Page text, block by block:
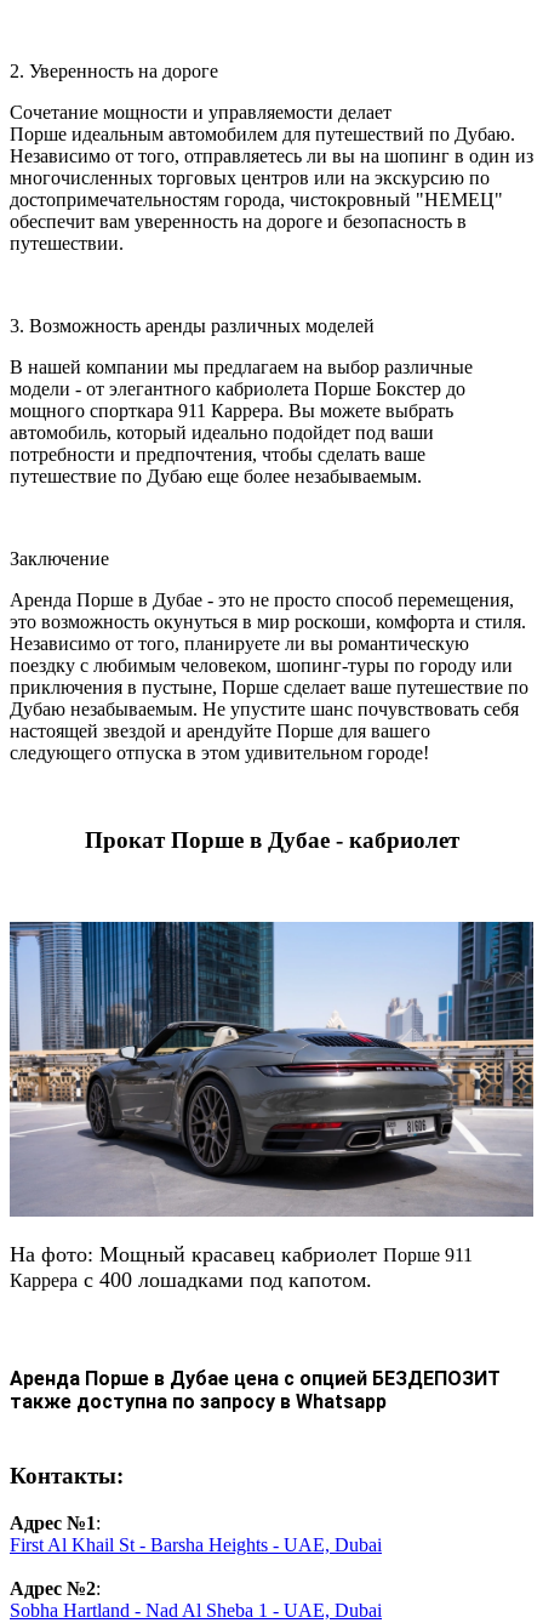
2. Уверенность на дороге
Сочетание мощности и управляемости делает
Порше идеальным автомобилем для путешествий по Дубаю.
Независимо от того, отправляетесь ли вы на шопинг в один из
многочисленных торговых центров или на экскурсию по
достопримечательностям города, чистокровный "НЕМЕЦ"
обеспечит вам уверенность на дороге и безопасность в
путешествии.
3. Возможность аренды различных моделей
В нашей компании мы предлагаем на выбор различные
модели - от элегантного кабриолета Порше Бокстер до
мощного спорткара 911 Каррера. Вы можете выбрать
автомобиль, который идеально подойдет под ваши
потребности и предпочтения, чтобы сделать ваше
путешествие по Дубаю еще более незабываемым.
Заключение
Аренда Порше в Дубае - это не просто способ перемещения,
это возможность окунуться в мир роскоши, комфорта и стиля.
Независимо от того, планируете ли вы романтическую
поездку с любимым человеком, шопинг-туры по городу или
приключения в пустыне, Порше сделает ваше путешествие по
Дубаю незабываемым. Не упустите шанс почувствовать себя
настоящей звездой и арендуйте Порше для вашего
следующего отпуска в этом удивительном городе!
Прокат Порше в Дубае - кабриолет
На фото: Мощный красавец кабриолет Порше 911
Каррера с 400 лошадками под капотом.
Аренда Порше в Дубае цена с опцией БЕЗДЕПОЗИТ
также доступна по запросу в Whatsapp
Контакты:
Адрес №1:
First Al Khail St - Barsha Heights - UAE, Dubai
Адрес №2:
Sobha Hartland - Nad Al Sheba 1 - UAE, Dubai